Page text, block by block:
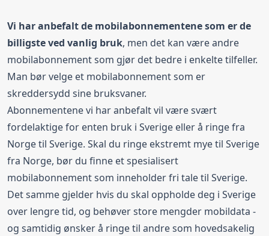
Vi har anbefalt de mobilabonnementene som er de
billigste ved vanlig bruk, men det kan være andre
mobilabonnement som gjør det bedre i enkelte tilfeller.
Man bør velge et mobilabonnement som er
skreddersydd sine bruksvaner.
Abonnementene vi har anbefalt vil være svært
fordelaktige for enten bruk i Sverige eller å ringe fra
Norge til Sverige. Skal du ringe ekstremt mye til Sverige
fra Norge, bør du finne et spesialisert
mobilabonnement som inneholder fri tale til Sverige.
Det samme gjelder hvis du skal oppholde deg i Sverige
over lengre tid, og behøver store mengder mobildata -
og samtidig ønsker å ringe til andre som hovedsakelig